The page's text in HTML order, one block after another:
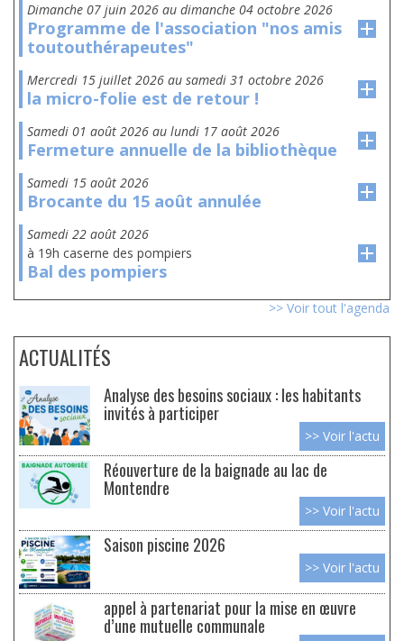
dimanche 07 juin 2026 au dimanche 04 octobre 2026
Programme de l'association "nos amis
toutouthérapeutes"
mercredi 15 juillet 2026 au samedi 31 octobre 2026
la micro-folie est de retour !
samedi 01 août 2026 au lundi 17 août 2026
Fermeture annuelle de la bibliothèque
samedi 15 août 2026
Brocante du 15 août annulée
samedi 22 août 2026
à 19h caserne des pompiers
Bal des pompiers
>> Voir tout l'agenda
ACTUALITÉS
Analyse des besoins sociaux : les habitants
invités à participer
>> Voir l'actu
Réouverture de la baignade au lac de
Montendre
>> Voir l'actu
Saison piscine 2026
>> Voir l'actu
appel à partenariat pour la mise en œuvre
d’une mutuelle communale